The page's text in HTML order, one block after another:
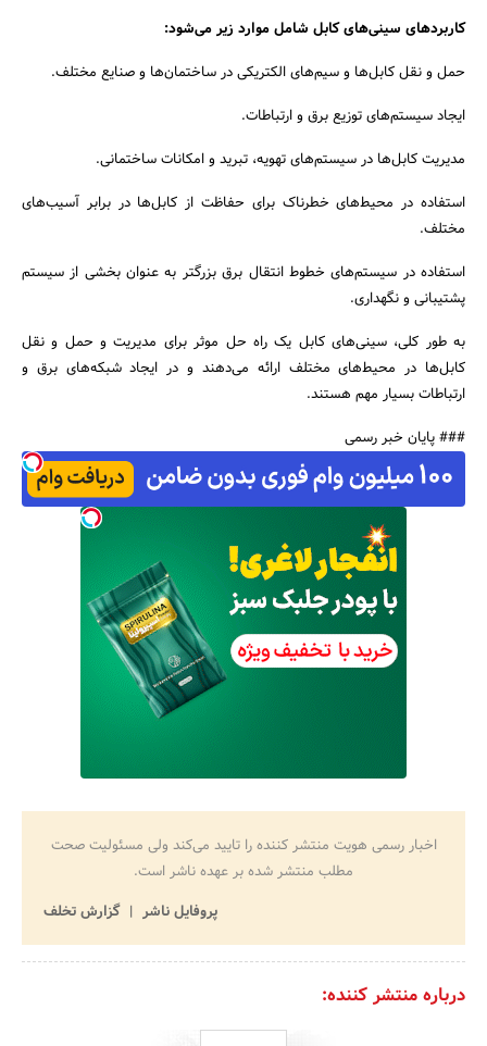
کاربردهای سینی‌های کابل شامل موارد زیر می‌شود:
حمل و نقل کابل‌ها و سیم‌های الکتریکی در ساختمان‌ها و صنایع مختلف.
ایجاد سیستم‌های توزیع برق و ارتباطات.
مدیریت کابل‌ها در سیستم‌های تهویه، تبرید و امکانات ساختمانی.
استفاده در محیط‌های خطرناک برای حفاظت از کابل‌ها در برابر آسیب‌های
مختلف.
استفاده در سیستم‌های خطوط انتقال برق بزرگتر به عنوان بخشی از سیستم
پشتیبانی و نگهداری.
به طور کلی، سینی‌های کابل یک راه حل موثر برای مدیریت و حمل و نقل
کابل‌ها در محیط‌های مختلف ارائه می‌دهند و در ایجاد شبکه‌های برق و
ارتباطات بسیار مهم هستند.
### پایان خبر رسمی
اخبار رسمی هویت منتشر کننده را تایید می‌کند ولی مسئولیت صحت
مطلب منتشر شده بر عهده ناشر است.
پروفایل ناشر
گزارش تخلف
درباره منتشر کننده: